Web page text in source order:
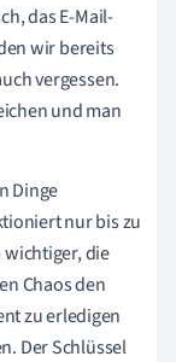
das E-Mail-
wir bereits
vergessen.
und man
Dinge
nur bis zu
wichtiger, die
Chaos den
zu erledigen
Der Schlüssel